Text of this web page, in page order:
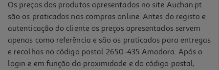
Os preços dos produtos apresentados no site Auchan.pt
são os praticados nas compras online. Antes do registo e
autenticação do cliente os preços apresentados servem
apenas como referência e são os praticados para entregas
e recolhas no código postal 2650-435 Amadora. Após o
login e em função da proximidade e do código postal,